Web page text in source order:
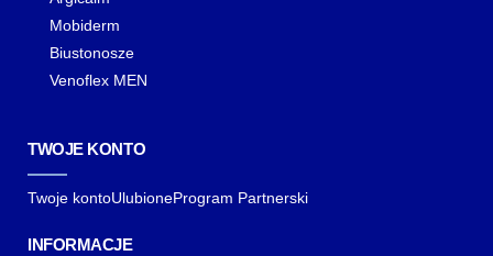
Mobiderm
Biustonosze
Venoflex MEN
TWOJE KONTO
Twoje kontoUlubioneProgram Partnerski
INFORMACJE